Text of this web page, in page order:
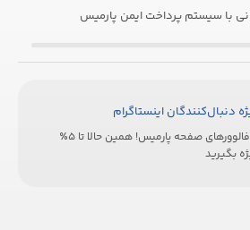
با سیستم پرداخت ایمن پارمیس
دنبال‌کنندگان اینستاگرام
فقط برای فالوورهای صفحه پارمیس! همین حالا تا 5٪
بگیرید